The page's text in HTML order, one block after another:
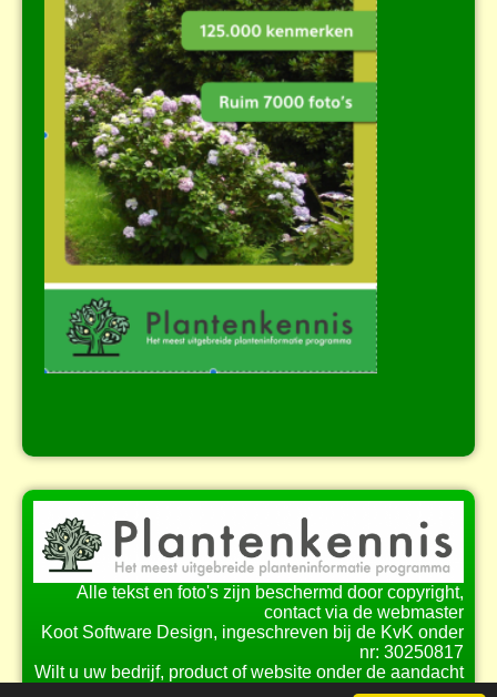
Alle tekst en foto's zijn beschermd door copyright,
contact via de webmaster
Koot Software Design, ingeschreven bij de KvK onder
nr: 30250817
Wilt u uw bedrijf, product of website onder de aandacht
brengen bij onze bezoekers?